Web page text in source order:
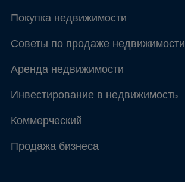
Покупка недвижимости
Советы по продаже недвижимости
Аренда недвижимости
Инвестирование в недвижимость
Коммерческий
Продажа бизнеса